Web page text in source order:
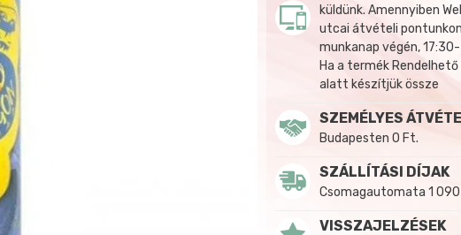
küldünk. Amennyiben
utcai átvételi
munkanap végén,
Ha a termék
alatt készítjük össze
SZEMÉLYES
Budapesten 0 Ft.
SZÁLLÍTÁSI DÍJAK
Csomagautomata 1
VISSZAJELZÉSEK